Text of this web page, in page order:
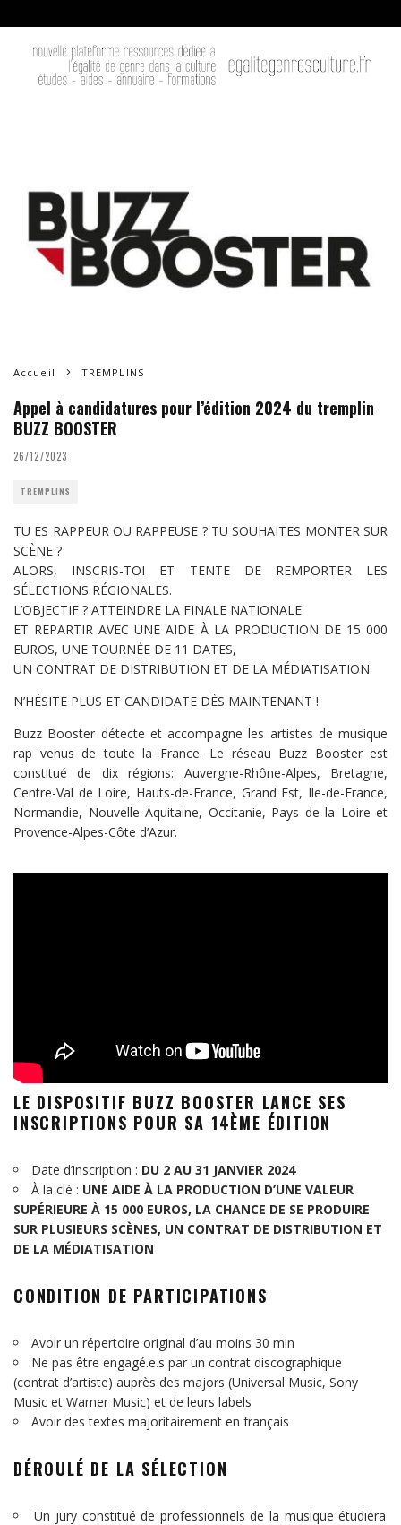
Accueil TREMPLINS
Appel à candidatures pour l’édition 2024 du tremplin
BUZZ BOOSTER
26/12/2023
TREMPLINS
TU ES RAPPEUR OU RAPPEUSE ? TU SOUHAITES MONTER SUR
SCÈNE ?
ALORS, INSCRIS-TOI ET TENTE DE REMPORTER LES
SÉLECTIONS RÉGIONALES.
L’OBJECTIF ? ATTEINDRE LA FINALE NATIONALE
ET REPARTIR AVEC UNE AIDE À LA PRODUCTION DE 15 000
EUROS, UNE TOURNÉE DE 11 DATES,
UN CONTRAT DE DISTRIBUTION ET DE LA MÉDIATISATION.
N’HÉSITE PLUS ET CANDIDATE DÈS MAINTENANT !
Buzz Booster détecte et accompagne les artistes de musique
rap venus de toute la France. Le réseau Buzz Booster est
constitué de dix régions: Auvergne-Rhône-Alpes, Bretagne,
Centre-Val de Loire, Hauts-de-France, Grand Est, Ile-de-France,
Normandie, Nouvelle Aquitaine, Occitanie, Pays de la Loire et
Provence-Alpes-Côte d’Azur.
LE DISPOSITIF BUZZ BOOSTER LANCE SES
INSCRIPTIONS POUR SA 14ÈME ÉDITION
Date d’inscription : DU 2 AU 31 JANVIER 2024
À la clé : UNE AIDE À LA PRODUCTION D’UNE VALEUR
SUPÉRIEURE À 15 000 EUROS, LA CHANCE DE SE PRODUIRE
SUR PLUSIEURS SCÈNES, UN CONTRAT DE DISTRIBUTION ET
DE LA MÉDIATISATION
CONDITION DE PARTICIPATIONS
Avoir un répertoire original d’au moins 30 min
Ne pas être engagé.e.s par un contrat discographique
(contrat d’artiste) auprès des majors (Universal Music, Sony
Music et Warner Music) et de leurs labels
Avoir des textes majoritairement en français
DÉROULÉ DE LA SÉLECTION
Un jury constitué de professionnels de la musique étudiera